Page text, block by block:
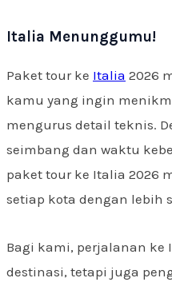
Italia Menunggumu!
Paket tour ke Italia 2026
kamu yang ingin
mengurus detail teknis.
seimbang dan waktu
paket tour ke Italia 2026
setiap kota dengan lebih
Bagi kami, perjalanan ke
destinasi, tetapi juga